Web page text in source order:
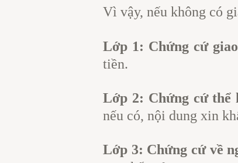
Vì vậy, nếu không có
Lớp 1: Chứng cứ
tiền.
Lớp 2: Chứng cứ thể
nếu có, nội dung xin
Lớp 3: Chứng cứ về